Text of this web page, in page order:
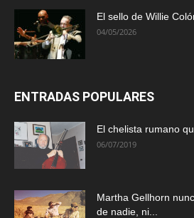
El sello de Willie
04/05/2026
ENTRADAS POPULARES
El chelista rumano
06/07/2019
Martha Gellhorn
de nadie, ni...